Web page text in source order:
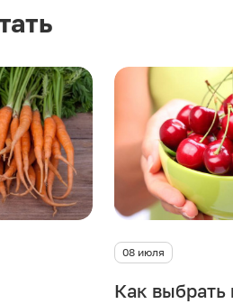
08 июля
Как выбрать